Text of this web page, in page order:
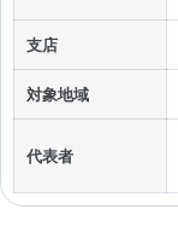
支店
対象地域
代表者